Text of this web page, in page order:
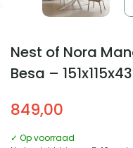
Nest of Nora
Besa –
849,00
✓ Op voorraad